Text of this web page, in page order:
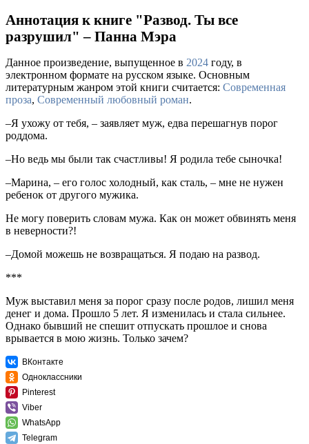
Аннотация к книге "Развод. Ты все
разрушил" – Панна Мэра
Данное произведение, выпущенное в 2024 году, в
электронном формате на русском языке. Основным
литературным жанром этой книги считается: Современная
проза, Современный любовный роман.
–Я ухожу от тебя, – заявляет муж, едва перешагнув порог
роддома.
–Но ведь мы были так счастливы! Я родила тебе сыночка!
–Марина, – его голос холодный, как сталь, – мне не нужен
ребенок от другого мужика.
Не могу поверить словам мужа. Как он может обвинять меня
в неверности?!
–Домой можешь не возвращаться. Я подаю на развод.
***
Муж выставил меня за порог сразу после родов, лишил меня
денег и дома. Прошло 5 лет. Я изменилась и стала сильнее.
Однако бывший не спешит отпускать прошлое и снова
врывается в мою жизнь. Только зачем?
ВКонтакте
Одноклассники
Pinterest
Viber
WhatsApp
Telegram